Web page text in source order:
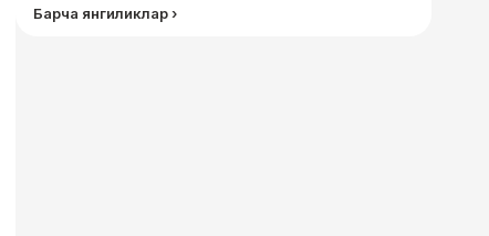
Барча янгиликлар ›